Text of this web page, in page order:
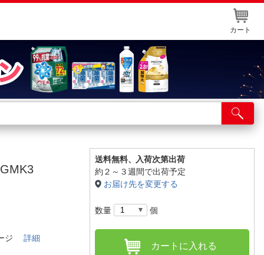
カート
舗サービス
ト取り置き
情報・店舗一覧
ージ詳細
送料無料、
入荷次第出荷
約２～３週間で出荷予定
お届け先を変更する
数量 個
カートに入れる